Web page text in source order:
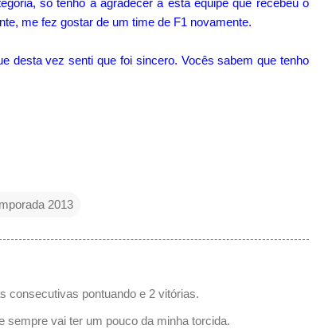
me fez gostar de um time de F1 novamente.
desta vez senti que foi sincero. Vocês sabem que tenho
2013
consecutivas pontuando e 2 vitórias.
sempre vai ter um pouco da minha torcida.